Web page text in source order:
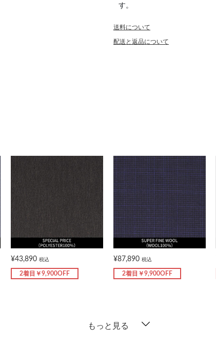
す。
送料について
配送と返品について
¥43,890 税込
2着目￥9,900OFF
¥87,890 税込
2着目￥9,900OFF
もっと見る